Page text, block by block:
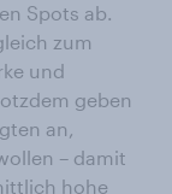
Spots ab.
zum
und
geben
an,
– damit
hohe